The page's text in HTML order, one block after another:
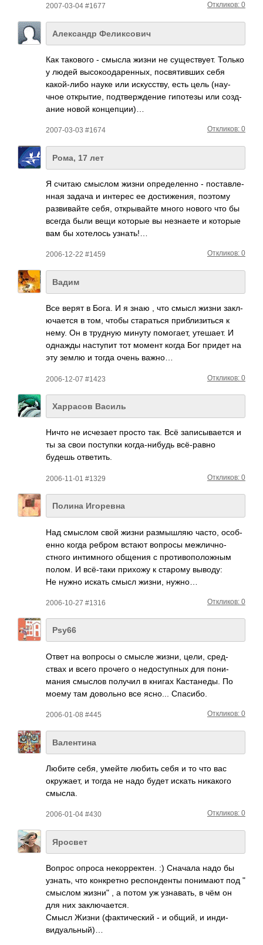
2007-03-04 #1677 Откликов: 0
Александр Феликсович
Как тако­вого - смысла жизни не суще­ству­ет. Только
у людей высо­коод­арен­ных, посв­ятив­ших себя
како­й-либо науке или иску­сству, есть цель (нау­
чное откр­ытие, подт­верж­дение гипо­тезы или созд­
ание новой конц­епции)…
2007-03-03 #1674 Откликов: 0
Рома, 17 лет
Я считаю смыслом жизни опре­деле­нно - пост­авле­
нная задача и интерес ее дост­ижен­ия, поэтому
разв­ивайте себя, откр­ывайте много нового что бы
всегда были вещи которые вы незн­аете и которые
вам бы хоте­лось узнать!…
2006-12-22 #1459 Откликов: 0
Вадим
Все верят в Бога. И я знаю , что смысл жизни закл­
ючае­тся в том, чтобы стар­аться приб­лизи­ться к
нему. Он в трудную минуту помо­гает, утеш­ает. И
однажды наст­упит тот момент когда Бог придет на
эту землю и тогда очень важно…
2006-12-07 #1423 Откликов: 0
Харрасов Василь
Ничто не исче­зает просто так. Всё запи­сыва­ется и
ты за свои пост­упки когд­а-ни­будь всё-­равно
будешь отве­тить.
2006-11-01 #1329 Откликов: 0
Полина Игоревна
Над смыслом свой жизни разм­ышляю часто, особ­
енно когда ребром встают вопросы межл­ично­
стного инти­много общения с прот­ивоп­олож­ным
полом. И всё-­таки прихожу к старому выводу:
Не нужно искать смысл жизни, нужно…
2006-10-27 #1316 Откликов: 0
Psy66
Ответ на вопросы о смысле жизни, цели, сред­
ствах и всего прочего о недо­ступ­ных для пони­
мания смыслов получил в книгах Каст­анеды. По
моему там дово­льно все ясно... Спас­ибо.
2006-01-08 #445 Откликов: 0
Валентина
Любите себя, умейте любить себя и то что вас
окру­жает, и тогда не надо будет искать ника­кого
смысла.
2006-01-04 #430 Откликов: 0
Яросвет
Вопрос опроса неко­ррек­тен. :) Сначала надо бы
узнать, что конк­ретно респ­онде­нты пони­мают под "
смыслом жизни" , а потом уж узна­вать, в чём он
для них закл­ючае­тся.
Смысл Жизни (фак­тиче­ский - и общий, и инди­
виду­альн­ый)…